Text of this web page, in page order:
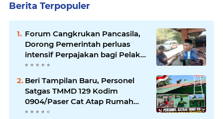
Berita Terpopuler
Forum Cangkrukan Pancasila,
Dorong Pemerintah perluas
intensif Perpajakan bagi Pelaku
Usaha UMKM.
Beri Tampilan Baru, Personel
Satgas TMMD 129 Kodim
0904/Paser Cat Atap Rumah
Marbot